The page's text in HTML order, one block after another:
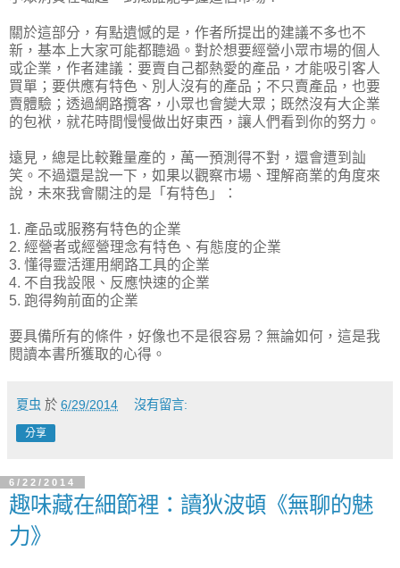
關於這部分，有點遺憾的是，作者所提出的建議不多也不
新，基本上大家可能都聽過。對於想要經營小眾市場的個人
或企業，作者建議：要賣自己都熱愛的產品，才能吸引客人
買單；要供應有特色、別人沒有的產品；不只賣產品，也要
賣體驗；透過網路攬客，小眾也會變大眾；既然沒有大企業
的包袱，就花時間慢慢做出好東西，讓人們看到你的努力。
遠見，總是比較難量產的，萬一預測得不對，還會遭到訕
笑。不過還是說一下，如果以觀察市場、理解商業的角度來
說，未來我會關注的是「有特色」：
1. 產品或服務有特色的企業
2. 經營者或經營理念有特色、有態度的企業
3. 懂得靈活運用網路工具的企業
4. 不自我設限、反應快速的企業
5. 跑得夠前面的企業
要具備所有的條件，好像也不是很容易？無論如何，這是我
閱讀本書所獲取的心得。
夏虫 於 6/29/2014 沒有留言:
分享
6/22/2014
趣味藏在細節裡：讀狄波頓《無聊的魅
力》